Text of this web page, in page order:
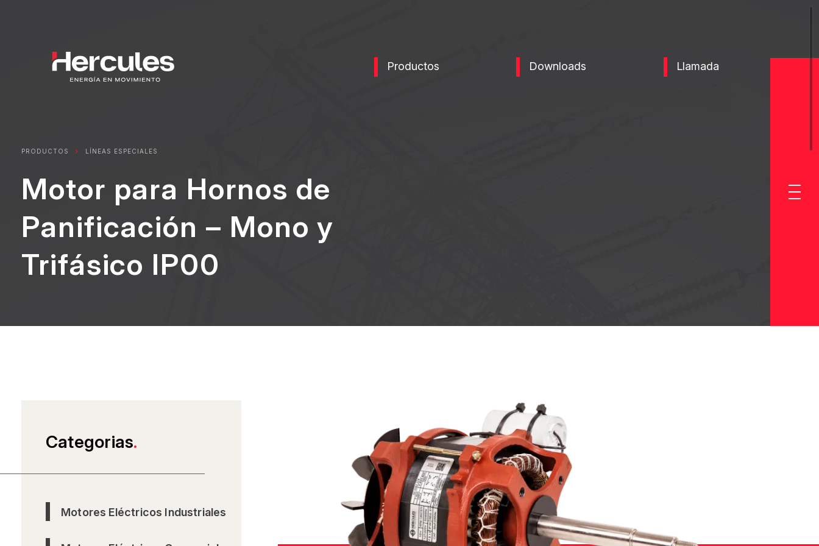
Productos Downloads Llamada
PRODUCTOS LÍNEAS ESPECIALES
Motor para Hornos de
Panificación – Mono y
Trifásico IP00
Categorias.
Motores Eléctricos Industriales